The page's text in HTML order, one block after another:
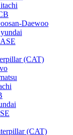
Daewoo
(CAT)
(CAT)